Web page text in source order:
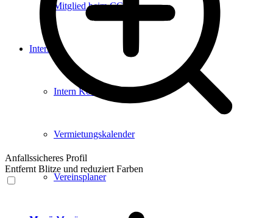
Mitglied beim CCBB
Intern
Intern Komitee
Vermietungskalender
Vereinsplaner
Anfallssicheres Profil
Entfernt Blitze und reduziert Farben